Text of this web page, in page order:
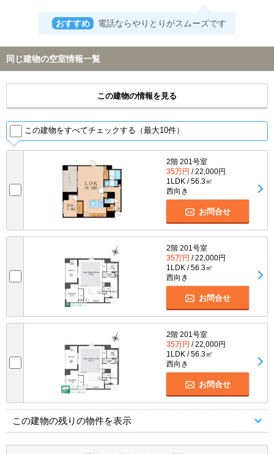
おすすめ 電話ならやりとりがスムーズです
同じ建物の空室情報一覧
この建物の情報を見る
この建物をすべてチェックする（最大10件）
2階 201号室
35万円 / 22,000円
1LDK / 56.3㎡
西向き
お問合せ
2階 201号室
35万円 / 22,000円
1LDK / 56.3㎡
西向き
お問合せ
2階 201号室
35万円 / 22,000円
1LDK / 56.3㎡
西向き
お問合せ
この建物の残りの物件を表示